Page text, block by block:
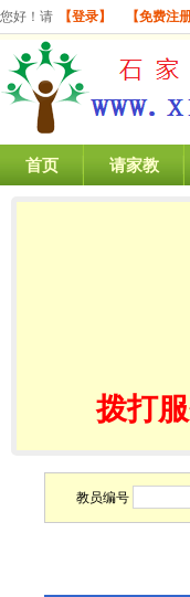
您好！请 【登录】 【免费注册
首页 请家教
拨打
教员编号